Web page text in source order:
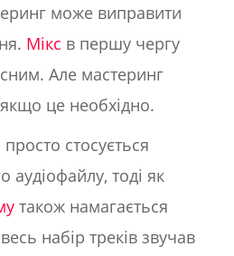
може виправити
Мікс в першу чергу
Але мастеринг
це необхідно.
стосується
аудіофайлу, тоді як
також намагається
набір треків звучав